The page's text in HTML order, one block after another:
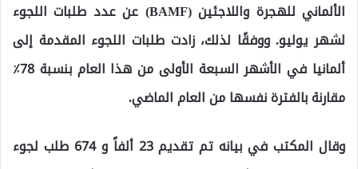
الألماني للهجرة واللاجئين (BAMF) عن عدد طلبات اللجوء
لشهر يوليو. ووفقًا لذلك، زادت طلبات اللجوء المقدمة إلى
ألمانيا في الأشهر السبعة الأولى من هذا العام بنسبة 78٪
مقارنة بالفترة نفسها من العام الماضي.
وقال المكتب في بيانه تم تقديم 23 ألفاً و 674 طلب لجوء